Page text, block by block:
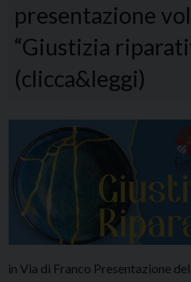
presentazione
“Giustizia
(clicca&leggi)
in Via di Franco Presentazione